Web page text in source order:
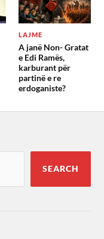
LAJME
A janë Non- Gratat
e Edi Ramës,
karburant për
partinë e re
erdoganiste?
SEARCH